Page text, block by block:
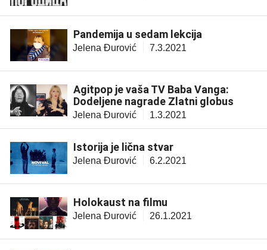
Pandemija u sedam lekcija
Jelena Đurović 7.3.2021
Agitpop je vaša TV Baba Vanga:
Dodeljene nagrade Zlatni globus
Jelena Đurović 1.3.2021
Istorija je lična stvar
Jelena Đurović 6.2.2021
Holokaust na filmu
Jelena Đurović 26.1.2021